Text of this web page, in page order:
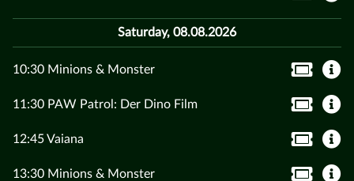
Saturday, 08.08.2026
10:30 Minions & Monster
11:30 PAW Patrol: Der Dino Film
12:45 Vaiana
13:30 Minions & Monster